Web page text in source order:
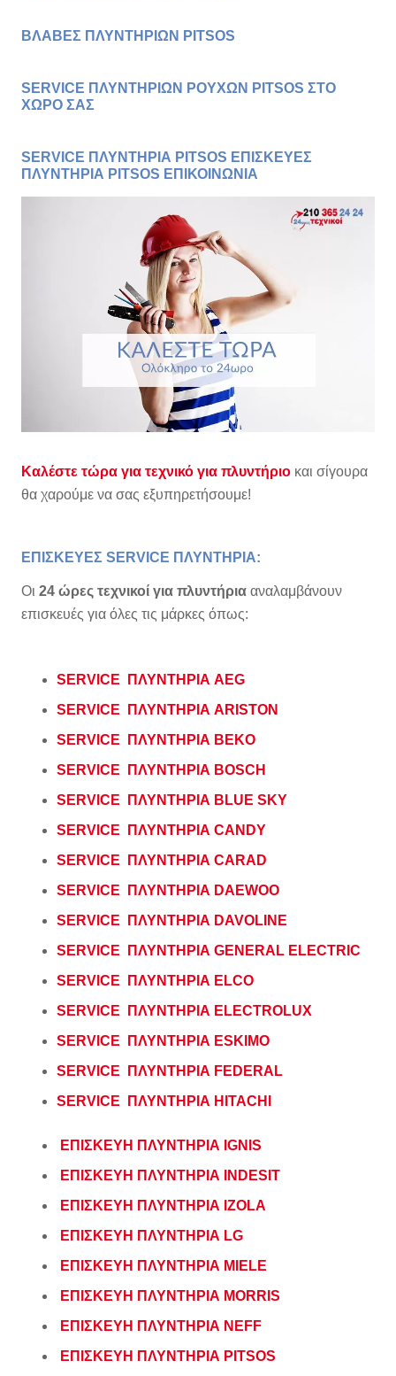
ΒΛΑΒΕΣ ΠΛΥΝΤΗΡΙΩΝ PITSOS
SERVICE ΠΛΥΝΤΗΡΙΩΝ ΡΟΥΧΩΝ PITSOS ΣΤΟ
ΧΩΡΟ ΣΑΣ
SERVICE ΠΛΥΝΤΗΡΙΑ PITSOS ΕΠΙΣΚΕΥΕΣ
ΠΛΥΝΤΗΡΙΑ PITSOS ΕΠΙΚΟΙΝΩΝΙΑ
Καλέστε τώρα για τεχνικό για πλυντήριο και σίγουρα
θα χαρούμε να σας εξυπηρετήσουμε!
ΕΠΙΣΚΕΥΕΣ SERVICE ΠΛΥΝΤΗΡΙΑ:
Οι 24 ώρες τεχνικοί για πλυντήρια αναλαμβάνουν
επισκευές για όλες τις μάρκες όπως:
SERVICE ΠΛΥΝΤΗΡΙΑ AEG
SERVICE ΠΛΥΝΤΗΡΙΑ ARISTON
SERVICE ΠΛΥΝΤΗΡΙΑ BEKO
SERVICE ΠΛΥΝΤΗΡΙΑ BOSCH
SERVICE ΠΛΥΝΤΗΡΙΑ BLUE SKY
SERVICE ΠΛΥΝΤΗΡΙΑ CANDY
SERVICE ΠΛΥΝΤΗΡΙΑ CARAD
SERVICE ΠΛΥΝΤΗΡΙΑ DAEWOO
SERVICE ΠΛΥΝΤΗΡΙΑ DAVOLINE
SERVICE ΠΛΥΝΤΗΡΙΑ GENERAL ELECTRIC
SERVICE ΠΛΥΝΤΗΡΙΑ ELCO
SERVICE ΠΛΥΝΤΗΡΙΑ ELECTROLUX
SERVICE ΠΛΥΝΤΗΡΙΑ ESKIMO
SERVICE ΠΛΥΝΤΗΡΙΑ FEDERAL
SERVICE ΠΛΥΝΤΗΡΙΑ HITACHI
ΕΠΙΣΚΕΥΗ ΠΛΥΝΤΗΡΙΑ IGNIS
ΕΠΙΣΚΕΥΗ ΠΛΥΝΤΗΡΙΑ INDESIT
ΕΠΙΣΚΕΥΗ ΠΛΥΝΤΗΡΙΑ IZOLA
ΕΠΙΣΚΕΥΗ ΠΛΥΝΤΗΡΙΑ LG
ΕΠΙΣΚΕΥΗ ΠΛΥΝΤΗΡΙΑ MIELE
ΕΠΙΣΚΕΥΗ ΠΛΥΝΤΗΡΙΑ MORRIS
ΕΠΙΣΚΕΥΗ ΠΛΥΝΤΗΡΙΑ NEFF
ΕΠΙΣΚΕΥΗ ΠΛΥΝΤΗΡΙΑ PITSOS